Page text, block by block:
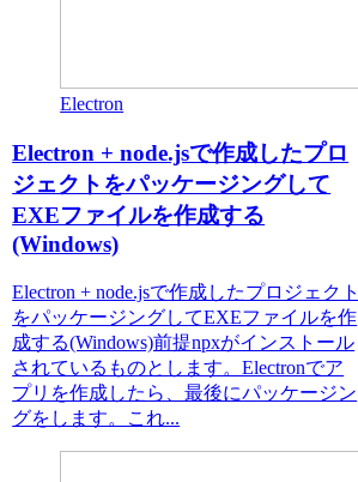
Electron
Electron + node.jsで作成したプロ
ジェクトをパッケージングして
EXEファイルを作成する
(Windows)
Electron + node.jsで作成したプロジェクト
をパッケージングしてEXEファイルを作
成する(Windows)前提npxがインストール
されているものとします。Electronでア
プリを作成したら、最後にパッケージン
グをします。これ...